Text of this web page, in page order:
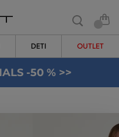
DETI OUTLET
-50 % >>